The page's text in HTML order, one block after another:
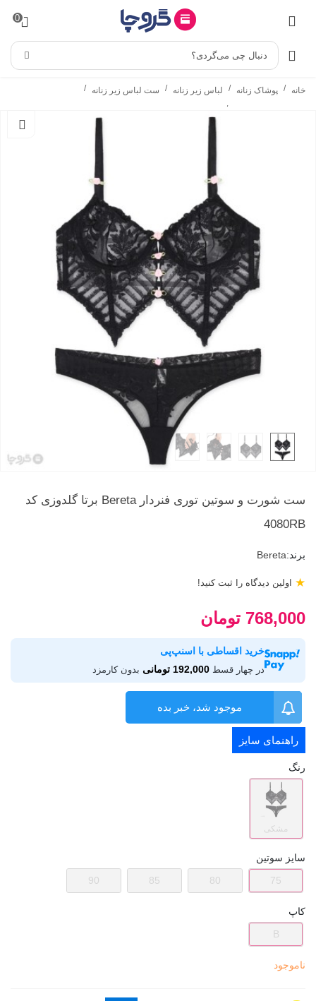
0
دنبال چی می‌گردی؟
خانه / پوشاک زنانه / لباس زیر زنانه / ست لباس زیر زنانه /
/
ست شورت و سوتین توری فنردار Bereta برتا گلدوزی کد
4080RB
برند:Bereta
اولین دیدگاه را ثبت کنید! ★
768,000 تومان
خرید اقساطی با اسنپ‌پی
در چهار قسط 192,000 تومانی بدون کارمزد
موجود شد، خبر بده
راهنمای سایز
رنگ
مشکی
سایز سوتین
75
80
85
90
کاپ
B
ناموجود